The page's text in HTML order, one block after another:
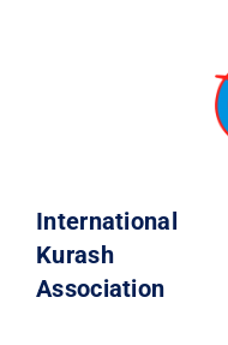
International
Kurash
Association